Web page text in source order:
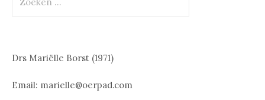
naar:
Drs Mariëlle Borst (1971)
Email: marielle@oerpad.com